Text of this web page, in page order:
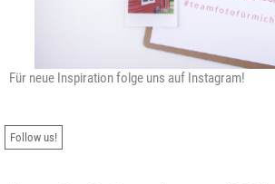
Für neue Inspiration folge uns auf Instagram!
Follow us!